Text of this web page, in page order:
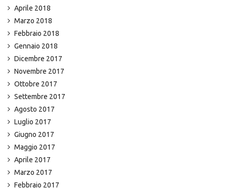
Aprile 2018
Marzo 2018
Febbraio 2018
Gennaio 2018
Dicembre 2017
Novembre 2017
Ottobre 2017
Settembre 2017
Agosto 2017
Luglio 2017
Giugno 2017
Maggio 2017
Aprile 2017
Marzo 2017
Febbraio 2017